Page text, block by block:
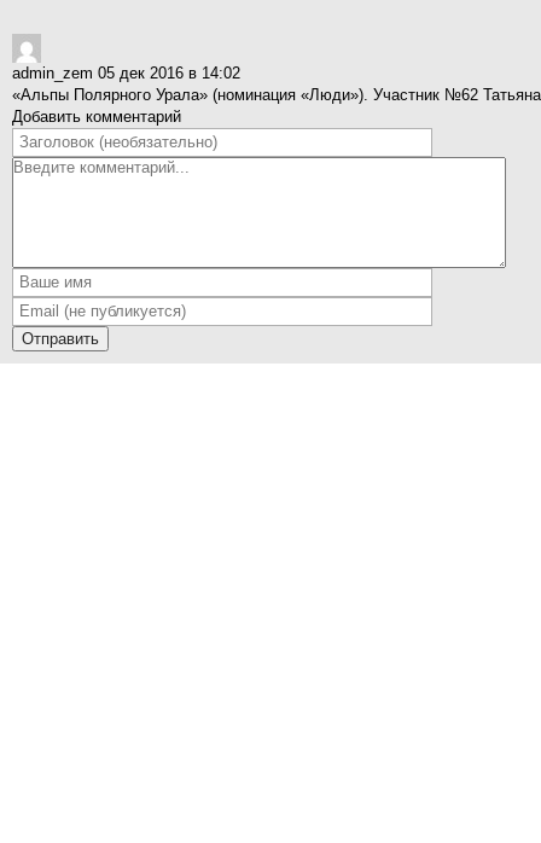
admin_zem 05 дек 2016 в 14:02
«Альпы Полярного Урала» (номинация «Люди»). Участник №62
Добавить комментарий
Отправить